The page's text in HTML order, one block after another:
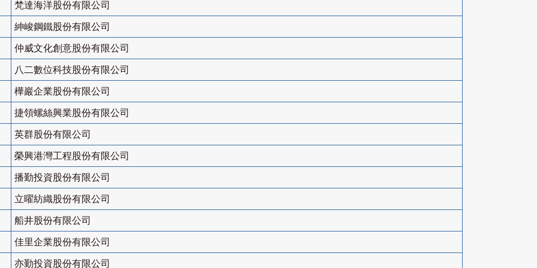
梵達海洋股份有限公司
紳峻鋼鐵股份有限公司
仲威文化創意股份有限公司
八二數位科技股份有限公司
樺巖企業股份有限公司
捷領螺絲興業股份有限公司
英群股份有限公司
榮興港灣工程股份有限公司
播勤投資股份有限公司
立曜紡織股份有限公司
船井股份有限公司
佳里企業股份有限公司
亦勤投資股份有限公司